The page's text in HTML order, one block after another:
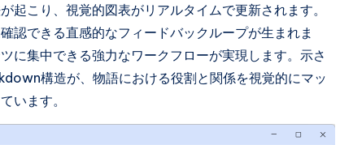
こり、視覚的図表がリアルタイムで更新されます。
認できる直感的なフィードバックループが生まれま
に集中できる強力なワークフローが実現します。示さ
構造が、物語における役割と関係を視覚的にマッ
います。